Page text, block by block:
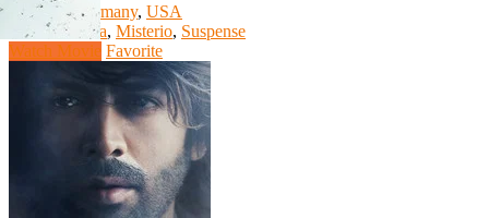
Country: Germany, USA
Genre: Drama, Misterio, Suspense
Watch Movie Favorite